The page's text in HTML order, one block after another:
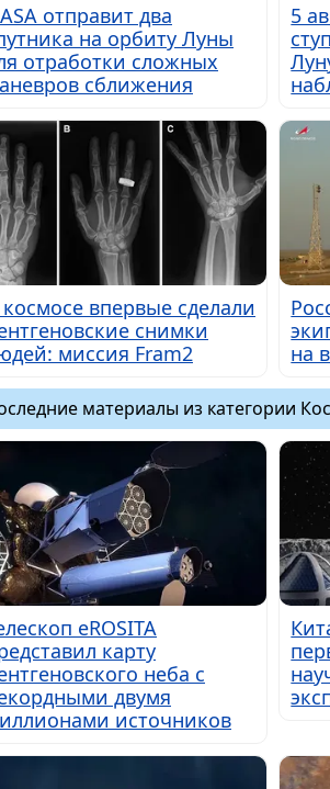
отправит два
на орбиту Луны
отработки сложных
сближения
5
впервые сделали
снимки
миссия Fram2
на
материалы из категории
eROSITA
карту
неба с
двумя
источников